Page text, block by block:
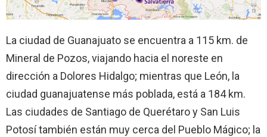
La ciudad de Guanajuato se encuentra a 115 km. de
Mineral de Pozos, viajando hacia el noreste en
dirección a Dolores Hidalgo; mientras que León, la
ciudad guanajuatense más poblada, está a 184 km.
Las ciudades de Santiago de Querétaro y San Luis
Potosí también están muy cerca del Pueblo Mágico; la